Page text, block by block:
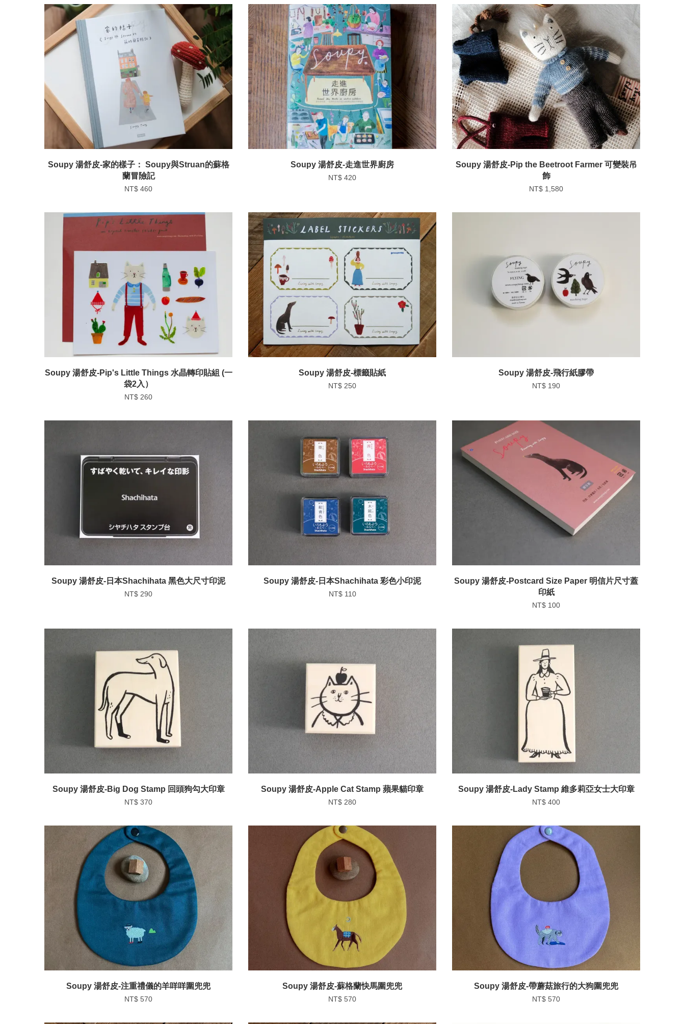
Soupy 湯舒皮-家的樣子： Soupy與Struan的蘇格
蘭冒險記
NT$ 460
Soupy 湯舒皮-走進世界廚房
NT$ 420
Soupy 湯舒皮-Pip the Beetroot Farmer 可變裝吊
飾
NT$ 1,580
Soupy 湯舒皮-Pip's Little Things 水晶轉印貼組 (一
袋2入）
NT$ 260
Soupy 湯舒皮-標籤貼紙
NT$ 250
Soupy 湯舒皮-飛行紙膠帶
NT$ 190
Soupy 湯舒皮-日本Shachihata 黑色大尺寸印泥
NT$ 290
Soupy 湯舒皮-日本Shachihata 彩色小印泥
NT$ 110
Soupy 湯舒皮-Postcard Size Paper 明信片尺寸蓋
印紙
NT$ 100
Soupy 湯舒皮-Big Dog Stamp 回頭狗勾大印章
NT$ 370
Soupy 湯舒皮-Apple Cat Stamp 蘋果貓印章
NT$ 280
Soupy 湯舒皮-Lady Stamp 維多莉亞女士大印章
NT$ 400
Soupy 湯舒皮-注重禮儀的羊咩咩圍兜兜
NT$ 570
Soupy 湯舒皮-蘇格蘭快馬圍兜兜
NT$ 570
Soupy 湯舒皮-帶蘑菇旅行的大狗圍兜兜
NT$ 570